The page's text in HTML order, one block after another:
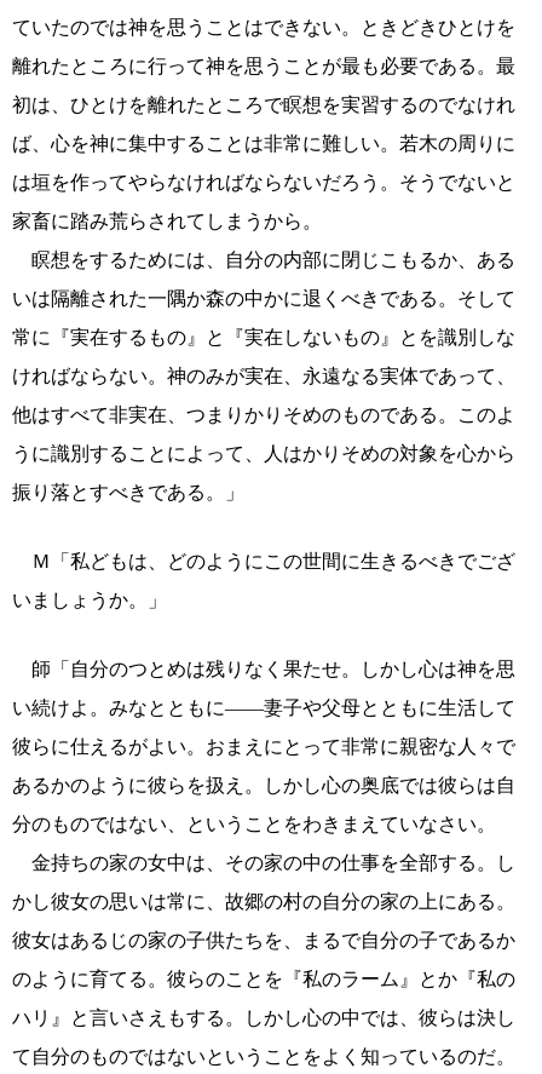
ていたのでは神を思うことはできない。ときどきひとけを
離れたところに行って神を思うことが最も必要である。最
初は、ひとけを離れたところで瞑想を実習するのでなけれ
ば、心を神に集中することは非常に難しい。若木の周りに
は垣を作ってやらなければならないだろう。そうでないと
家畜に踏み荒らされてしまうから。
瞑想をするためには、自分の内部に閉じこもるか、ある
いは隔離された一隅か森の中かに退くべきである。そして
常に『実在するもの』と『実在しないもの』とを識別しな
ければならない。神のみが実在、永遠なる実体であって、
他はすべて非実在、つまりかりそめのものである。このよ
うに識別することによって、人はかりそめの対象を心から
振り落とすべきである。」
Ｍ「私どもは、どのようにこの世間に生きるべきでござ
いましょうか。」
師「自分のつとめは残りなく果たせ。しかし心は神を思
い続けよ。みなとともに――妻子や父母とともに生活して
彼らに仕えるがよい。おまえにとって非常に親密な人々で
あるかのように彼らを扱え。しかし心の奥底では彼らは自
分のものではない、ということをわきまえていなさい。
金持ちの家の女中は、その家の中の仕事を全部する。し
かし彼女の思いは常に、故郷の村の自分の家の上にある。
彼女はあるじの家の子供たちを、まるで自分の子であるか
のように育てる。彼らのことを『私のラーム』とか『私の
ハリ』と言いさえもする。しかし心の中では、彼らは決し
て自分のものではないということをよく知っているのだ。